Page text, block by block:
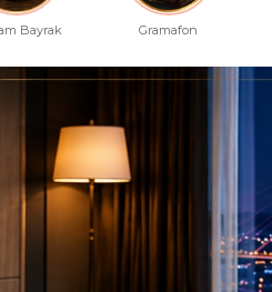
Bayrak Gramafon